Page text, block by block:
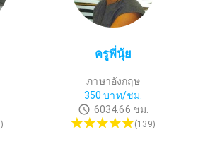
)
ครูพี่นุ้ย
ภาษาอังกฤษ
350 บาท/ชม.
6034.66 ชม.
(139)